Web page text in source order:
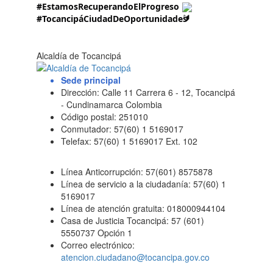
#EstamosRecuperandoElProgreso
#TocancipáCiudadDeOportunidades
Alcaldía de Tocancipá
Sede principal
Dirección: Calle 11 Carrera 6 - 12, Tocancipá
- Cundinamarca Colombia
Código postal: 251010
Conmutador: 57(60) 1 5169017
Telefax: 57(60) 1 5169017 Ext. 102
Línea Anticorrupción: 57(601) 8575878
Línea de servicio a la ciudadanía: 57(60) 1
5169017
Línea de atención gratuita: 018000944104
Casa de Justicia Tocancipá: 57 (601)
5550737 Opción 1
Correo electrónico:
atencion.ciudadano@tocancipa.gov.co